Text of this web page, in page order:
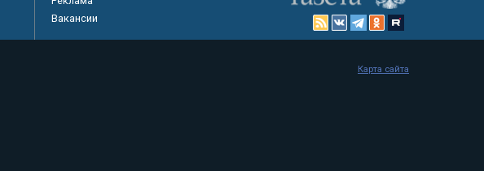
Вакансии
Карта сайта